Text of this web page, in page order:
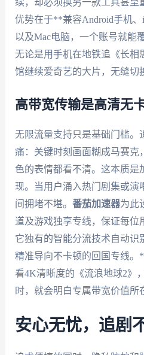
续，却必须换另一款工具甚至
优势在于**兼容Android手机、
以及Mac电脑，一个账号就能
无论是用手机在地铁追《长相
馆继续爱奇艺的大片，无缝切
高带宽传输是高清无
无限流量支持只是基础门槛。
痛：关键时刻画面糊成马赛克
色的表情都看不清。这本质是
现。当用户涌入热门剧集或演
间拥堵不堪。 番茄加速器为此
道及游戏独享专线，保证每位
它独有的智能分流技术自动识
精准导向不卡顿的回国专线
看4K清晰度的《流浪地球2》
时，就会明白专属带宽价值所
安心无忧，追剧